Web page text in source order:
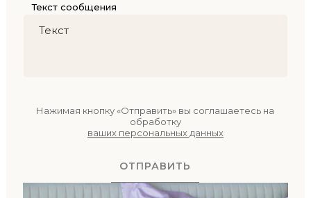
Текст сообщения
Нажимая кнопку «Отправить» вы соглашаетесь на
обработку
ваших персональных данных
ОТПРАВИТЬ